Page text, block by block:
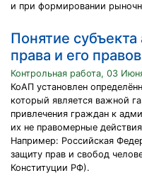
и при формировании
Понятие
права и его
Контрольная работа, 03
КоАП установлен
который является важной
привлечения граждан к
их не правомерные
Например: Российская
защиту прав и свобод
Конституции РФ).